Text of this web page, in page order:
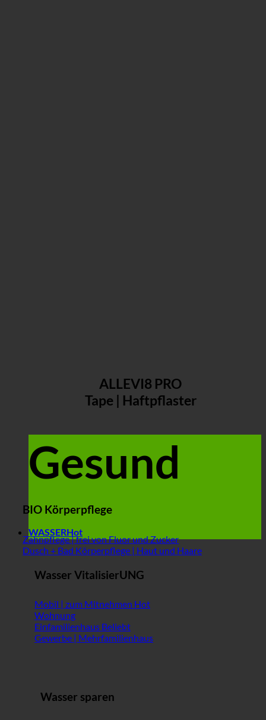
ALLEVI8 PRO
Tape | Haftpflaster
Gesund
BIO Körperpflege
Zahnpflege | frei von Fluor und Zucker
Dusch + Bad Körperpflege | Haut und Haare
WASSER
Wasser VitalisierUNG
Mobil | zum Mitnehmen
Wohnung
Einfamilienhaus
Gewerbe | Mehrfamilienhaus
Wasser sparen